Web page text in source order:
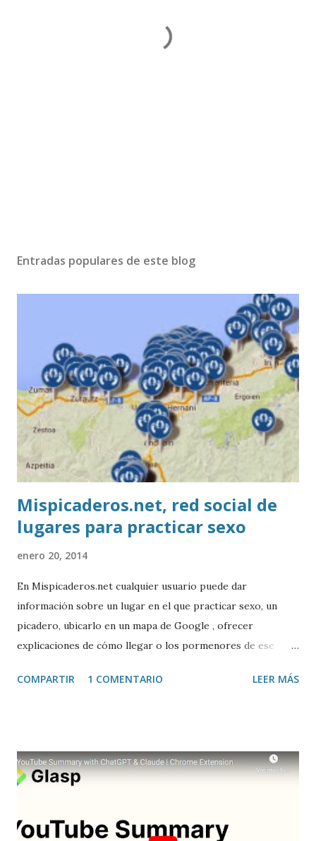
Entradas populares de este blog
Mispicaderos.net, red social de
lugares para practicar sexo
enero 20, 2014
En Mispicaderos.net cualquier usuario puede dar
información sobre un lugar en el que practicar sexo, un
picadero, ubicarlo en un mapa de Google , ofrecer
explicaciones de cómo llegar o los pormenores de ese
el creador de este portal. Descargar mp3
COMPARTIR 1 COMENTARIO LEER MÁS